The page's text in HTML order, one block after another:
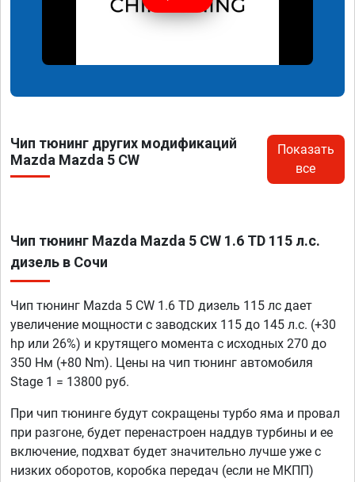
Чип тюнинг других модификаций
Mazda Mazda 5 CW
Показать
все
Чип тюнинг Mazda Mazda 5 CW 1.6 TD 115 л.с.
дизель в Сочи
Чип тюнинг Mazda 5 CW 1.6 TD дизель 115 лс дает
увеличение мощности с заводских 115 до 145 л.с. (+30
hp или 26%) и крутящего момента с исходных 270 до
350 Нм (+80 Nm). Цены на чип тюнинг автомобиля
Stage 1 = 13800 руб.
При чип тюнинге будут сокращены турбо яма и провал
при разгоне, будет перенастроен наддув турбины и ее
включение, подхват будет значительно лучше уже с
низких оборотов, коробка передач (если не МКПП)